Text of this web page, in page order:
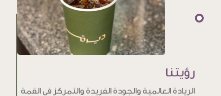
رؤيتنا
الريادة العالمية والجودة الفريدة والتمركز في القمة